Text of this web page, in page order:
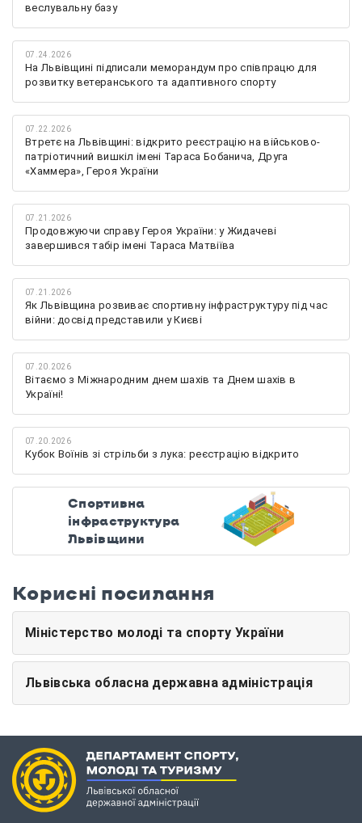
веслувальну базу
07.24.2026
На Львівщині підписали меморандум про співпрацю для
розвитку ветеранського та адаптивного спорту
07.22.2026
Втретє на Львівщині: відкрито реєстрацію на військово-
патріотичний вишкіл імені Тараса Бобанича, Друга
«Хаммера», Героя України
07.21.2026
Продовжуючи справу Героя України: у Жидачеві
завершився табір імені Тараса Матвіїва
07.21.2026
Як Львівщина розвиває спортивну інфраструктуру під час
війни: досвід представили у Києві
07.20.2026
Вітаємо з Міжнародним днем шахів та Днем шахів в
Україні!
07.20.2026
Кубок Воїнів зі стрільби з лука: реєстрацію відкрито
Спортивна
інфраструктура
Львівщини
Корисні посилання
Міністерство молоді та спорту України
Львівська обласна державна адміністрація